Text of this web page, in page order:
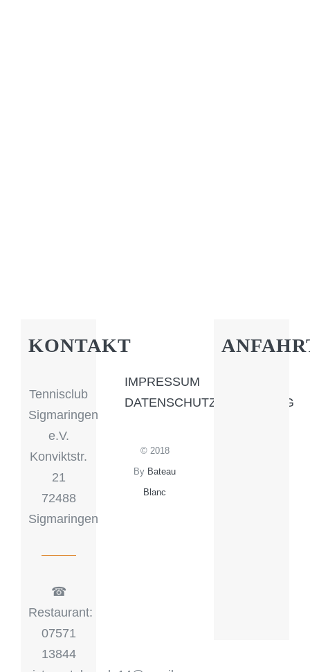
KONTAKT
Tennisclub
Sigmaringen
e.V.
Konviktstr.
21
72488
Sigmaringen
☎︎
Restaurant:
07571
13844
IMPRESSUM
DATENSCHUTZERKLÄRUNG
© 2018
By Bateau
Blanc